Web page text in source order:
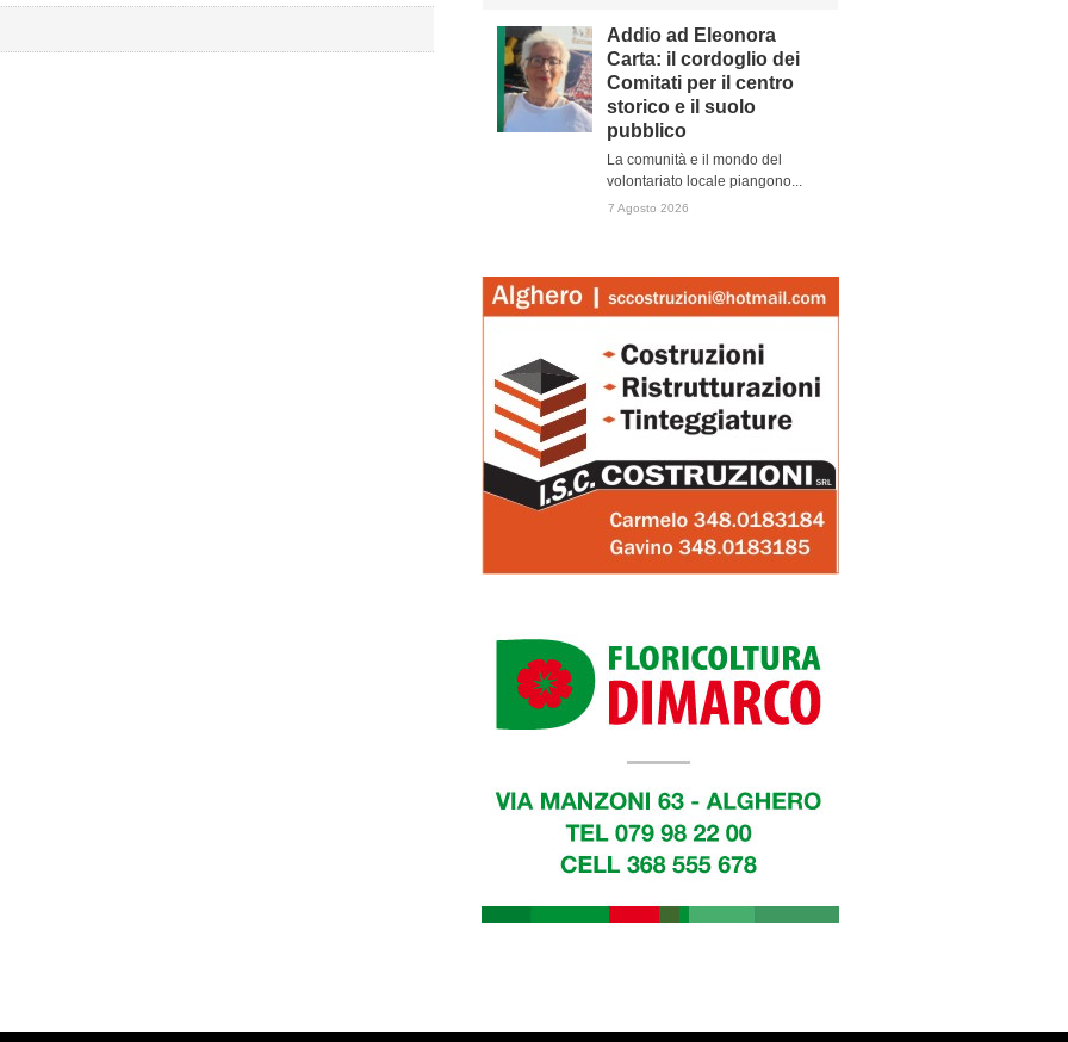
Addio ad Eleonora
Carta: il cordoglio dei
Comitati per il centro
storico e il suolo
pubblico
La comunità e il mondo del
volontariato locale piangono...
7 Agosto 2026